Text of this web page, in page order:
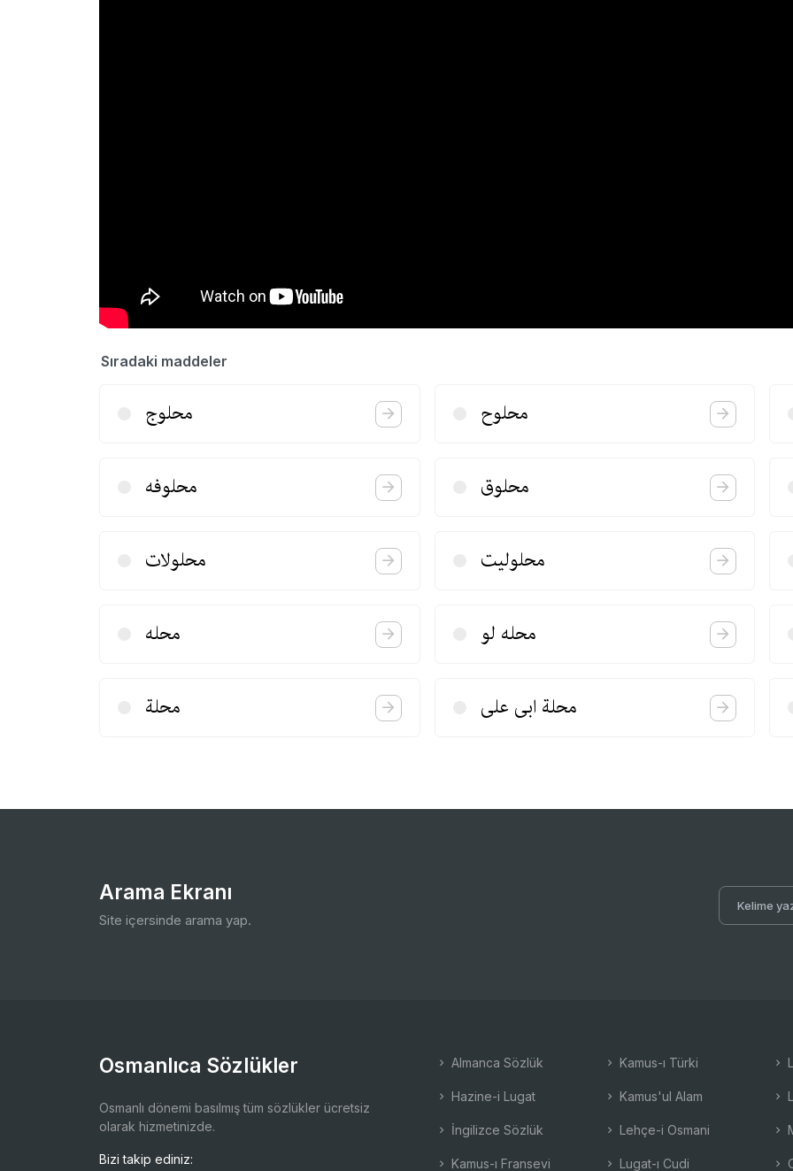
Sıradaki maddeler
محلوج محلوح
محلوفه محلوق
محلولات محلولیت
محله محله لو
محلة محلة ابی علی
Arama Ekranı
Site içersinde arama yap.
Osmanlıca Sözlükler
Osmanlı dönemi basılmış tüm sözlükler ücretsiz
olarak hizmetinizde.
Bizi takip ediniz:
Almanca Sözlük
Hazine-i Lugat
İngilizce Sözlük
Kamus-ı Fransevi
Kamus-ı Türki
Kamus'ul Alam
Lehçe-i Osmani
Lugat-ı Cudi